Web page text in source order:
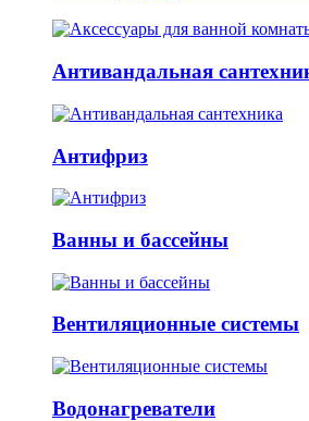
Антивандальная
Антифриз
Ванны и бассейны
Вентиляционные системы
Водонагреватели